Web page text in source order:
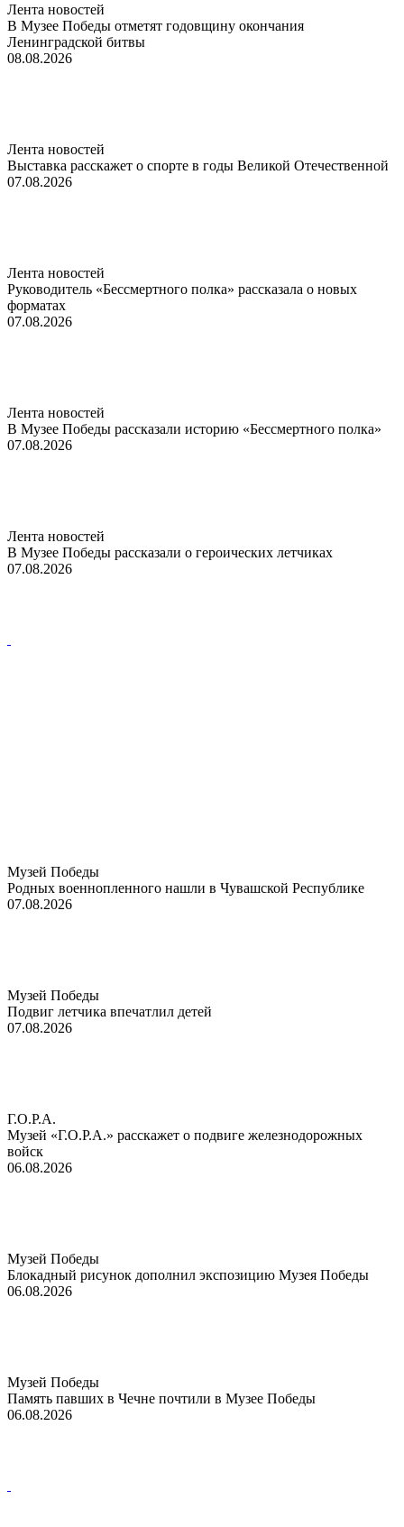
Лента новостей
В Музее Победы отметят годовщину окончания
Ленинградской битвы
08.08.2026
Лента новостей
Выставка расскажет о спорте в годы Великой Отечественной
07.08.2026
Лента новостей
Руководитель «Бессмертного полка» рассказала о новых
форматах
07.08.2026
Лента новостей
В Музее Победы рассказали историю «Бессмертного полка»
07.08.2026
Лента новостей
В Музее Победы рассказали о героических летчиках
07.08.2026
Музей Победы
Родных военнопленного нашли в Чувашской Республике
07.08.2026
Музей Победы
Подвиг летчика впечатлил детей
07.08.2026
Г.О.Р.А.
Музей «Г.О.Р.А.» расскажет о подвиге железнодорожных
войск
06.08.2026
Музей Победы
Блокадный рисунок дополнил экспозицию Музея Победы
06.08.2026
Музей Победы
Память павших в Чечне почтили в Музее Победы
06.08.2026